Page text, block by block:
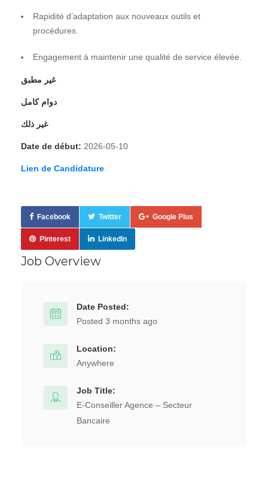
Rapidité d’adaptation aux nouveaux outils et
procédures.
Engagement à maintenir une qualité de service élevée.
غير مطبق
دوام كامل
غير ذلك
Date de début: 2026-05-10
Lien de Candidature
Facebook Twitter Google Plus
Pinterest LinkedIn
Job Overview
Date Posted:
Posted 3 months ago
Location:
Anywhere
Job Title:
E-Conseiller Agence – Secteur
Bancaire